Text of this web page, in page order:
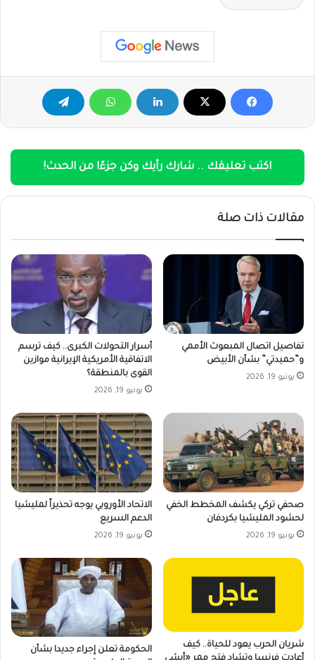
اكتب تعليقك .. شارك رأيك وكن جزءًا من الحدث!
مقالات ذات صلة
تفاصيل اتصال المبعوث الأممي
و”حميدتي” بشأن الأبيض
يونيو 19, 2026
أسرار التحولات الكبرى.. كيف ترسم
الاتفاقية الأمريكية الإيرانية موازين
القوى بالمنطقة؟
يونيو 19, 2026
صحفي تركي يكشف المخطط الخفي
لحشود المليشيا بكردفان
يونيو 19, 2026
الاتحاد الأوروبي يوجه تحذيراً لمليشيا
الدعم السريع
يونيو 19, 2026
شريان الحرب يعود للحياة.. كيف
الحكومة تعلن إجراء جديدا بشأن